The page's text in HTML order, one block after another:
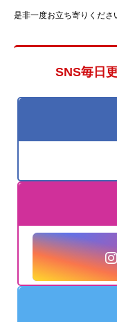
是非一度お立ち寄りくださ
SNS毎日